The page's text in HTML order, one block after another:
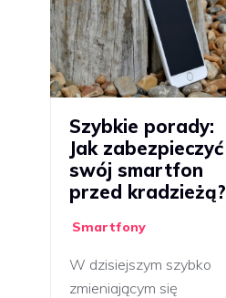
Szybkie porady:
Jak zabezpieczyć
swój smartfon
przed kradzieżą?
Smartfony
W dzisiejszym szybko
zmieniającym się